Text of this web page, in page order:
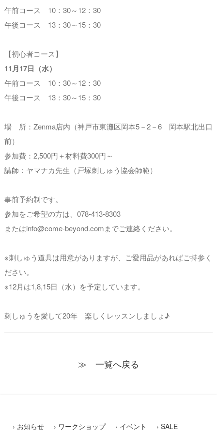
午前コース 10：30～12：30
午後コース 13：30～15：30
【初心者コース】
11月17日（水）
午前コース 10：30～12：30
午後コース 13：30～15：30
場 所：Zenma店内（神戸市東灘区岡本5－2－6 岡本駅北出口
前）
参加費：2,500円＋材料費300円～
講師：ヤマナカ先生（戸塚刺しゅう協会師範）
事前予約制です。
参加をご希望の方は、078-413-8303
またはinfo@come-beyond.comまでご連絡ください。
※刺しゅう道具は用意がありますが、ご愛用品があればご持参く
ださい。
※12月は1,8,15日（水）を予定しています。
刺しゅうを愛して20年 楽しくレッスンしましょ♪
≫ 一覧へ戻る
お知らせ ワークショップ イベント SALE